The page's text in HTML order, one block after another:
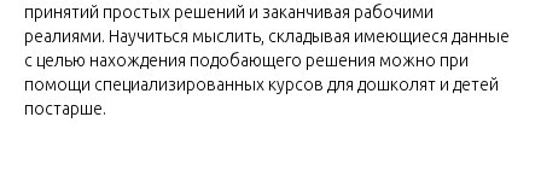
принятий простых решений и заканчивая рабочими
реалиями. Научиться мыслить, складывая имеющиеся данные
с целью нахождения подобающего решения можно при
помощи специализированных курсов для дошколят и детей
постарше.